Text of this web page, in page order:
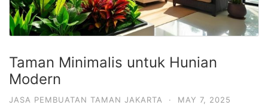
Taman Minimalis untuk Hunian
Modern
JASA PEMBUATAN TAMAN JAKARTA · MAY 7, 2025